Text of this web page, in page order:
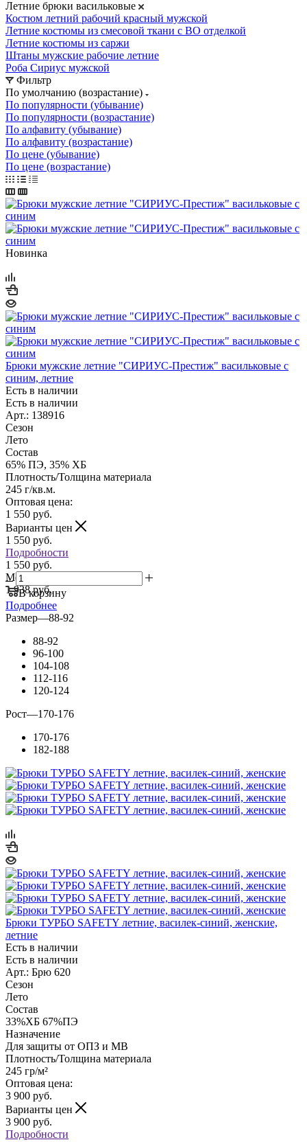
Летние брюки васильковые
Костюм летний рабочий красный мужской
Летние костюмы из смесовой ткани с ВО отделкой
Летние костюмы из саржи
Штаны мужские рабочие летние
Роба Сириус мужской
Фильтр
По умолчанию (возрастание)
По популярности (убывание)
По популярности (возрастание)
По алфавиту (убывание)
По алфавиту (возрастание)
По цене (убывание)
По цене (возрастание)
Новинка
Брюки мужские летние "СИРИУС-Престиж" васильковые с
синим, летние
Есть в наличии
Есть в наличии
Арт.: 138916
Сезон
Лето
Состав
65% ПЭ, 35% ХБ
Плотность/Толщина материала
245 г/кв.м.
Оптовая цена:
1 550 руб.
Варианты цен
1 550 руб.
Подробности
1 550 руб.
Мелкий опт:
1 938 руб.
В корзину
Подробнее
Размер—88-92
88-92
96-100
104-108
112-116
120-124
Рост—170-176
170-176
182-188
Брюки ТУРБО SAFETY летние, василек-синий, женские,
летние
Есть в наличии
Есть в наличии
Арт.: Брю 620
Сезон
Лето
Состав
33%ХБ 67%ПЭ
Назначение
Для защиты от ОПЗ и МВ
Плотность/Толщина материала
245 гр/м²
Оптовая цена:
3 900 руб.
Варианты цен
3 900 руб.
Подробности